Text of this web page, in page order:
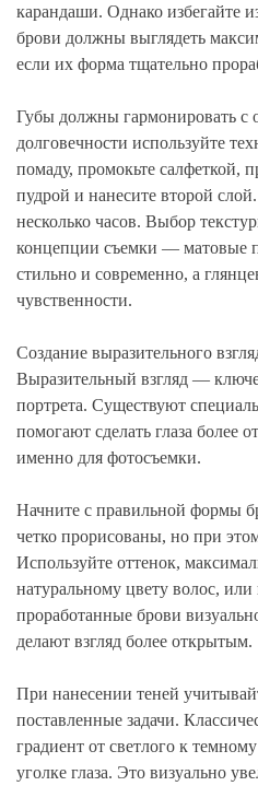
карандаши. Однако избегайте
брови должны выглядеть
если их форма тщательно
Губы должны гармонировать с
долговечности используйте
помаду, промокьте салфеткой,
пудрой и нанесите второй
несколько часов. Выбор
концепции съемки — матовые
стильно и современно, а
чувственности.
Создание выразительного
Выразительный взгляд —
портрета. Существуют
помогают сделать глаза более
именно для фотосъемки.
Начните с правильной формы
четко прорисованы, но при
Используйте оттенок,
натуральному цвету волос,
проработанные брови
делают взгляд более открытым.
При нанесении теней
поставленные задачи.
градиент от светлого к
уголке глаза. Это визуально